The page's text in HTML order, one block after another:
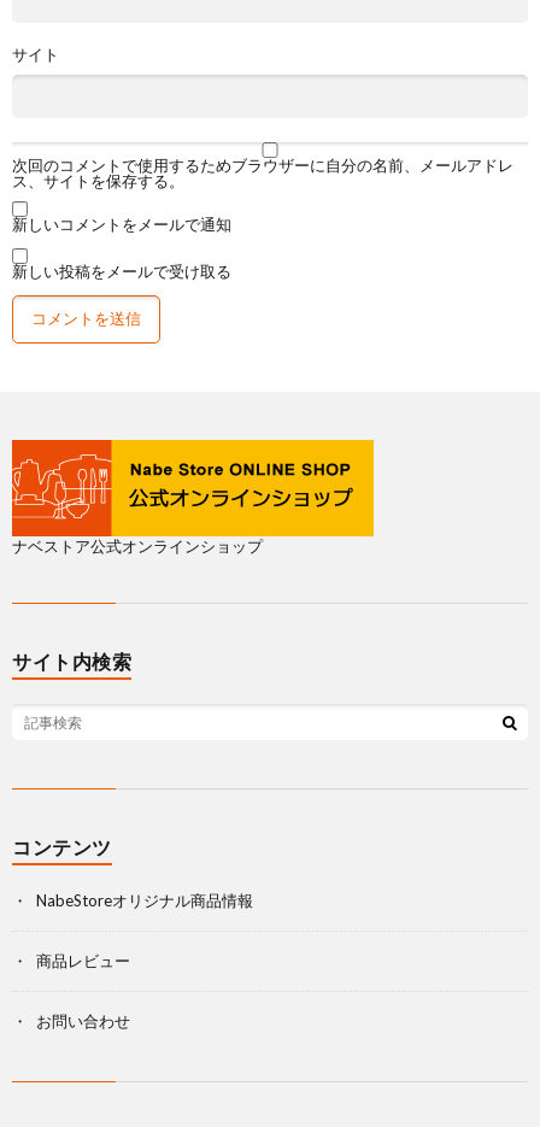
サイト
次回のコメントで使用するためブラウザーに自分の名前、メールアドレ
ス、サイトを保存する。
新しいコメントをメールで通知
新しい投稿をメールで受け取る
ナベストア公式オンラインショップ
サイト内検索
コンテンツ
NabeStoreオリジナル商品情報
商品レビュー
お問い合わせ